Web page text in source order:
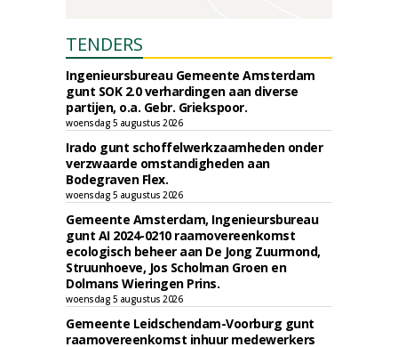
TENDERS
Ingenieursbureau Gemeente Amsterdam
gunt SOK 2.0 verhardingen aan diverse
partijen, o.a. Gebr. Griekspoor.
woensdag 5 augustus 2026
Irado gunt schoffelwerkzaamheden onder
verzwaarde omstandigheden aan
Bodegraven Flex.
woensdag 5 augustus 2026
Gemeente Amsterdam, Ingenieursbureau
gunt AI 2024-0210 raamovereenkomst
ecologisch beheer aan De Jong Zuurmond,
Struunhoeve, Jos Scholman Groen en
Dolmans Wieringen Prins.
woensdag 5 augustus 2026
Gemeente Leidschendam-Voorburg gunt
raamovereenkomst inhuur medewerkers